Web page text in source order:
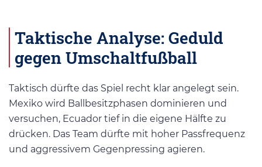
Taktische Analyse: Geduld
gegen Umschaltfußball
Taktisch dürfte das Spiel recht klar angelegt sein.
Mexiko wird Ballbesitzphasen dominieren und
versuchen, Ecuador tief in die eigene Hälfte zu
drücken. Das Team dürfte mit hoher Passfrequenz
und aggressivem Gegenpressing agieren.